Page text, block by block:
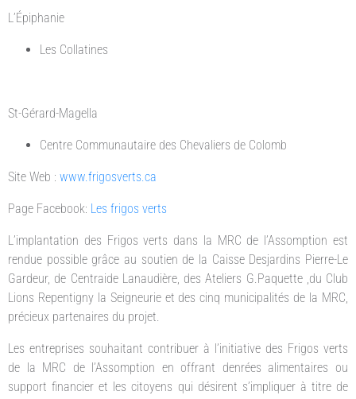
L’Épiphanie
Les Collatines
St-Gérard-Magella
Centre Communautaire des Chevaliers de Colomb
Site Web : www.frigosverts.ca
Page Facebook: Les frigos verts
L’implantation des Frigos verts dans la MRC de l’Assomption est
rendue possible grâce au soutien de la Caisse Desjardins Pierre-Le
Gardeur, de Centraide Lanaudière, des Ateliers G.Paquette ,du Club
Lions Repentigny la Seigneurie et des cinq municipalités de la MRC,
précieux partenaires du projet.
Les entreprises souhaitant contribuer à l’initiative des Frigos verts
de la MRC de l’Assomption en offrant denrées alimentaires ou
support financier et les citoyens qui désirent s’impliquer à titre de